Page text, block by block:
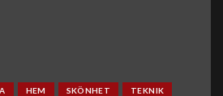
HEM SKÖNHET TEKNIK